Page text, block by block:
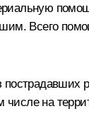
Всего
числе на